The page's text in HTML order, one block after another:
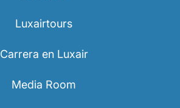
Luxairtours
Carrera en Luxair
Media Room